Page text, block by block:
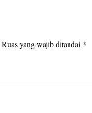
Ruas yang wajib ditandai *